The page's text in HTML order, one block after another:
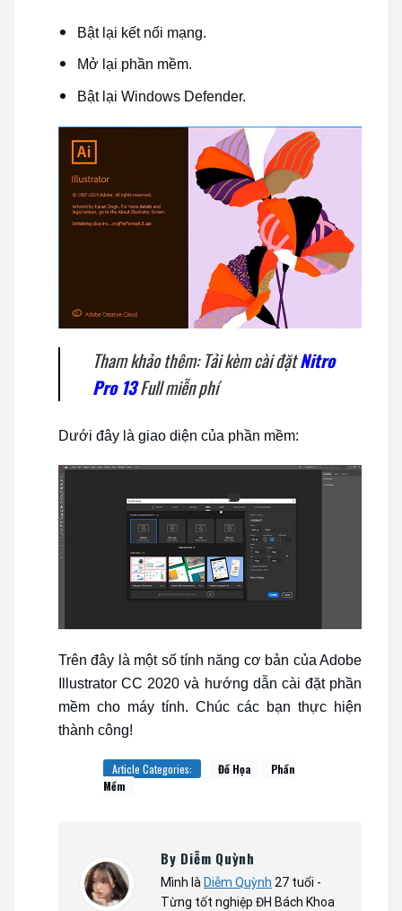
Bật lại kết nối mạng.
Mở lại phần mềm.
Bật lại Windows Defender.
Tham khảo thêm: Tải kèm cài đặtNitro
Pro 13Full miễn phí
Dưới đây là giao diện của phần mềm:
Trên đây là một số tính năng cơ bản của Adobe
Illustrator CC 2020 và hướng dẫn cài đặt phần
mềm cho máy tính. Chúc các bạn thực hiện
thành công!
Article Categories: Đồ Họa
Phần
Mềm
By Diễm Quỳnh
Mình là Diễm Quỳnh 27 tuổi -
Từng tốt nghiệp ĐH Bách Khoa